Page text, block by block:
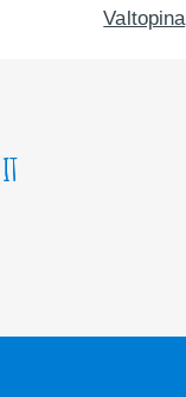
Valtopina